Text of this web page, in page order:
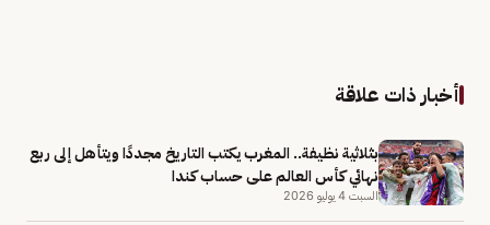
أخبار ذات علاقة
بثلاثية نظيفة.. المغرب يكتب التاريخ مجددًا ويتأهل إلى ربع
نهائي كأس العالم على حساب كندا
السبت 4 يوليو 2026